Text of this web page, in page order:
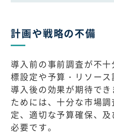
計画や戦略の不備
導入前の事前調査が不
標設定や予算・リソース
導入後の効果が期待で
ためには、十分な市場
定、適切な予算確保、
必要です。